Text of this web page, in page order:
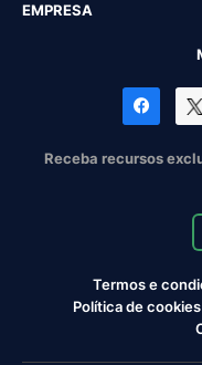
EMPRESA
Receba recursos
Termos e
Política de cookies